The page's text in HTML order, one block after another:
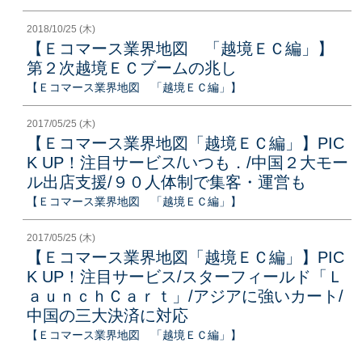
2018/10/25 (木)
【Ｅコマース業界地図 「越境ＥＣ編」】
第２次越境ＥＣブームの兆し
【Ｅコマース業界地図 「越境ＥＣ編」】
2017/05/25 (木)
【Ｅコマース業界地図「越境ＥＣ編」】PIC
K UP！注目サービス/いつも．/中国２大モー
ル出店支援/９０人体制で集客・運営も
【Ｅコマース業界地図 「越境ＥＣ編」】
2017/05/25 (木)
【Ｅコマース業界地図「越境ＥＣ編」】PIC
K UP！注目サービス/スターフィールド「Ｌ
ａｕｎｃｈＣａｒｔ」/アジアに強いカート/
中国の三大決済に対応
【Ｅコマース業界地図 「越境ＥＣ編」】